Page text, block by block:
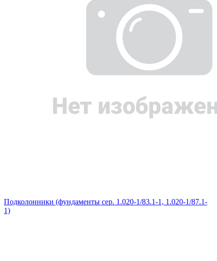
Подколонники (фундаменты сер. 1.020-1/83.1-1, 1.020-1/87.1-
1)